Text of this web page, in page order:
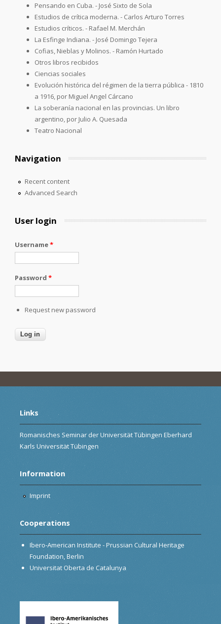
Pensando en Cuba. - José Sixto de Sola
Estudios de crítica moderna. - Carlos Arturo Torres
Estudios críticos. - Rafael M. Merchán
La Esfinge Indiana. - José Domingo Tejera
Cofias, Nieblas y Molinos. - Ramón Hurtado
Otros libros recibidos
Ciencias sociales
Evolución histórica del régimen de la tierra pública - 1810
a 1916, por Miguel Angel Cárcano
La soberanía nacional en las provincias. Un libro
argentino, por Julio A. Quesada
Teatro Nacional
Navigation
Recent content
Advanced Search
User login
Username*
Password *
Request new password
Links
Romanisches Seminar der Universität Tübingen Eberhard
Karls Universität Tübingen
Information
Imprint
Cooperations
Ibero-American Institute - Prussian Cultural Heritage
Foundation, Berlin
Universitat Oberta de Catalunya